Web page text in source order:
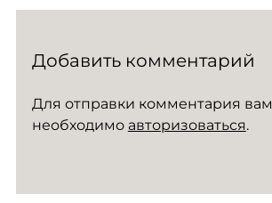
Добавить комментарий
Для отправки комментария вам
необходимо авторизоваться.